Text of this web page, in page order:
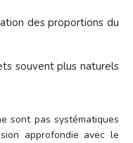
des proportions du
souvent plus naturels
sont pas systématiques
approfondie avec le